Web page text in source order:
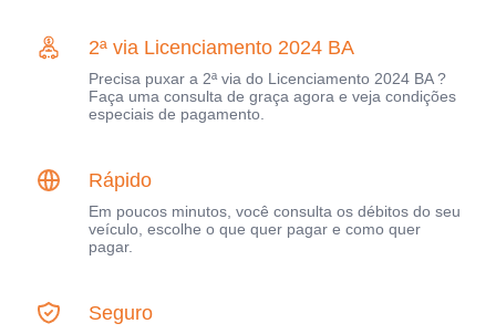
2ª via Licenciamento 2024 BA
Precisa puxar a 2ª via do Licenciamento 2024 BA ?
Faça uma consulta de graça agora e veja condições
especiais de pagamento.
Rápido
Em poucos minutos, você consulta os débitos do seu
veículo, escolhe o que quer pagar e como quer
pagar.
Seguro